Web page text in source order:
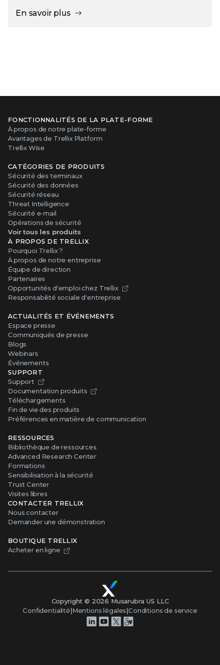
En savoir plus
FONCTIONNALITÉS DE LA PLATE-FORME
À propos de notre plate-forme
Avantages de Trellix Platform
Trellix Wise
CATÉGORIES DE PRODUITS
Sécurité des terminaux
Sécurité des données
Sécurité réseau
Threat Intelligence
Sécurité e-mail
Opérations de sécurité
Voir tous les produits
À PROPOS DE TRELLIX
Pourquoi Trellix ?
À propos de notre entreprise
Équipe de direction
Partenaires
Opportunités d'emploi chez Trellix
Responsabilité sociale d'entreprise
ACTUALITÉS ET ÉVÉNEMENTS
Espace presse
Communiqués de presse
Blogs
Webinars
Événements
SUPPORT
Support
Documentation produits
Téléchargements
Fin de vie des produits
Préférences en matière de communication
RESSOURCES
Bibliothèque de ressources
Advanced Research Center
Formations
Sensibilisation à la sécurité
Trust Center
Visites libres
CONTACTER TRELLIX
Nous contacter
Demander une démonstration
BOUTIQUE TRELLIX
Acheter en ligne
Copyright © 2026 Musarubra US LLC
Confidentialité|Mentions légales|Conditions de service